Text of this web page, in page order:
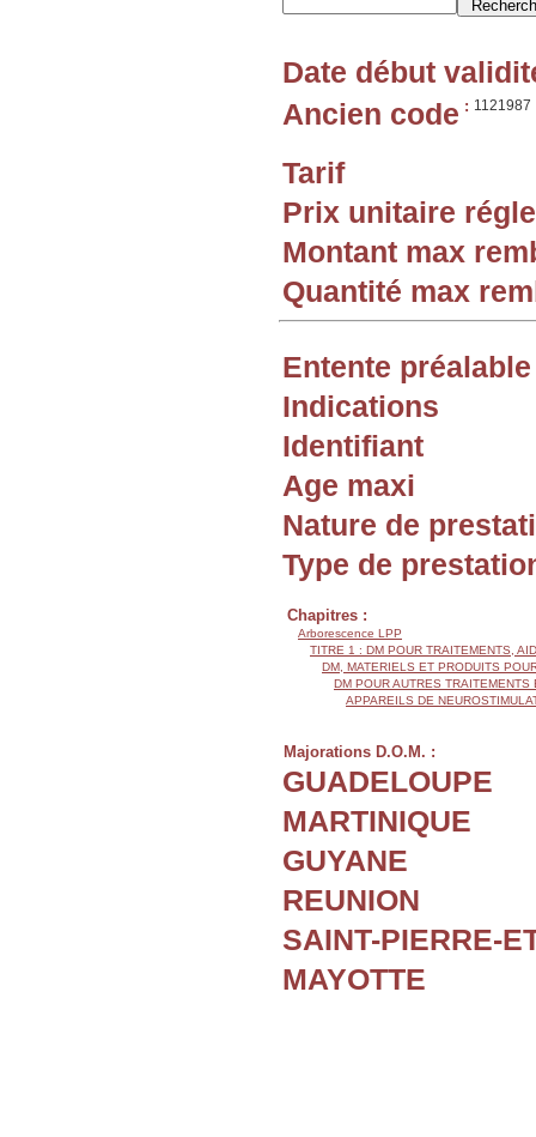
Date début
Ancien code : 1121987
Tarif
Prix unitaire
Montant max
Quantité max
Entente préalable
Indications
Identifiant
Age maxi
Nature de
Type de
Chapitres :
Arborescence LPP
TITRE 1 : DM POUR TRAITEMENTS,
DM, MATERIELS ET PRODUITS
DM POUR AUTRES TRAITEMENTS
APPAREILS DE
Majorations D.O.M. :
GUADELOUPE
MARTINIQUE
GUYANE
REUNION
SAINT-PIERRE-
MAYOTTE